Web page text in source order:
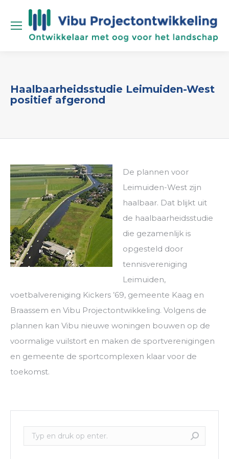
Haalbaarheidsstudie Leimuiden-West
positief afgerond
De plannen voor
Leimuiden-West zijn
haalbaar. Dat blijkt uit
de haalbaarheidsstudie
die gezamenlijk is
opgesteld door
tennisvereniging
Leimuiden,
voetbalvereniging Kickers ’69, gemeente Kaag en
Braassem en Vibu Projectontwikkeling. Volgens de
plannen kan Vibu nieuwe woningen bouwen op de
voormalige vuilstort en maken de sportverenigingen
en gemeente de sportcomplexen klaar voor de
toekomst.